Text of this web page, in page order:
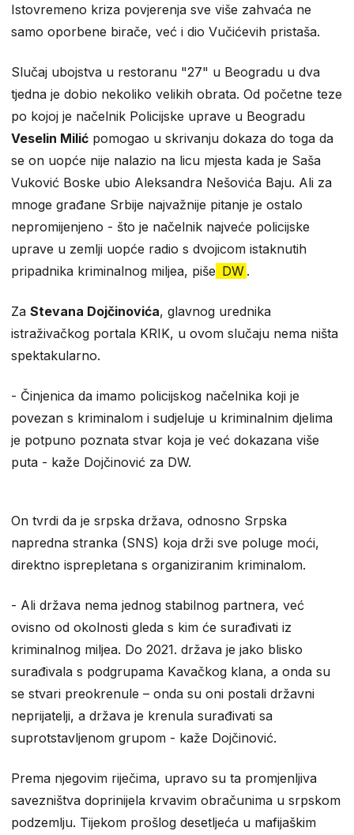
Istovremeno kriza povjerenja sve više zahvaća ne
samo oporbene birače, već i dio Vučićevih pristaša.
Slučaj ubojstva u restoranu "27" u Beogradu u dva
tjedna je dobio nekoliko velikih obrata. Od početne teze
po kojoj je načelnik Policijske uprave u Beogradu
Veselin Milić pomogao u skrivanju dokaza do toga da
se on uopće nije nalazio na licu mjesta kada je Saša
Vuković Boske ubio Aleksandra Nešovića Baju. Ali za
mnoge građane Srbije najvažnije pitanje je ostalo
nepromijenjeno - što je načelnik najveće policijske
uprave u zemlji uopće radio s dvojicom istaknutih
pripadnika kriminalnog miljea, piše DW .
Za Stevana Dojčinovića, glavnog urednika
istraživačkog portala KRIK, u ovom slučaju nema ništa
spektakularno.
- Činjenica da imamo policijskog načelnika koji je
povezan s kriminalom i sudjeluje u kriminalnim djelima
je potpuno poznata stvar koja je već dokazana više
puta - kaže Dojčinović za DW.
On tvrdi da je srpska država, odnosno Srpska
napredna stranka (SNS) koja drži sve poluge moći,
direktno isprepletana s organiziranim kriminalom.
- Ali država nema jednog stabilnog partnera, već
ovisno od okolnosti gleda s kim će surađivati iz
kriminalnog miljea. Do 2021. država je jako blisko
surađivala s podgrupama Kavačkog klana, a onda su
se stvari preokrenule – onda su oni postali državni
neprijatelji, a država je krenula surađivati sa
suprotstavljenom grupom - kaže Dojčinović.
Prema njegovim riječima, upravo su ta promjenljiva
savezništva doprinijela krvavim obračunima u srpskom
podzemlju. Tijekom prošlog desetljeća u mafijaškim